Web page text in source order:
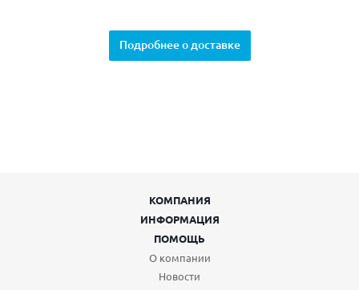
Подробнее о доставке
КОМПАНИЯ
ИНФОРМАЦИЯ
ПОМОЩЬ
О компании
Новости